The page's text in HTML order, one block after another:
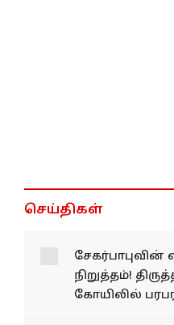
செய்திகள்
சேகர்பாபுவின்
நிறுத்தம்!
கோயிலில்